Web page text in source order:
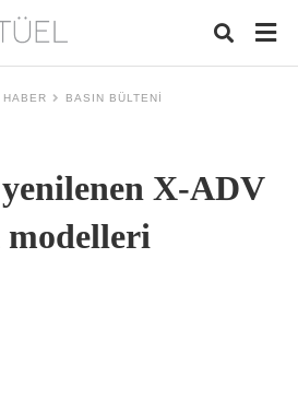
your
BASIN BÜLTENI
yenilenen X-ADV
modelleri